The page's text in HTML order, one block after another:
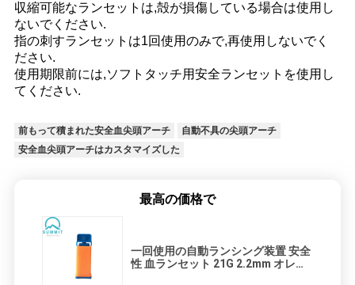
収縮可能なランセットは,殻が損傷している場合は使用し
ないでください.
指の刺すランセットは1回使用のみで,再使用しないでく
ださい.
使用期限前には,ソフトタッチ用安全ランセットを使用し
てください.
前もって積まれた安全血尖頭アーチ
自動不具の尖頭アーチ
安全血尖頭アーチはカスタマイズした
最高の価格で
一回使用の自動ランシング装置 安全
性 血ランセット 21G 2.2mm オレン